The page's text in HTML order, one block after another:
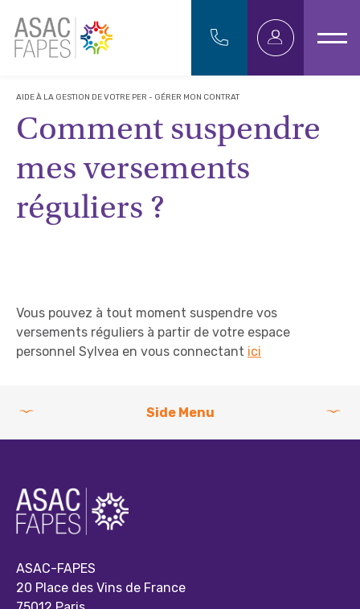
AIDE À LA GESTION DE VOTRE PER - GÉRER MON CONTRAT
Comment suspendre
mes versements
réguliers ?
Vous pouvez à tout moment suspendre vos
versements réguliers à partir de votre espace
personnel Sylvea en vous connectant ici
Side Menu
ASAC-FAPES
20 Place des Vins de France